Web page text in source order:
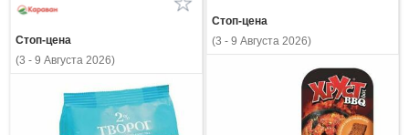
Стоп-цена
(3 - 9 Августа 2026)
Стоп-цена
(3 - 9 Августа 2026)